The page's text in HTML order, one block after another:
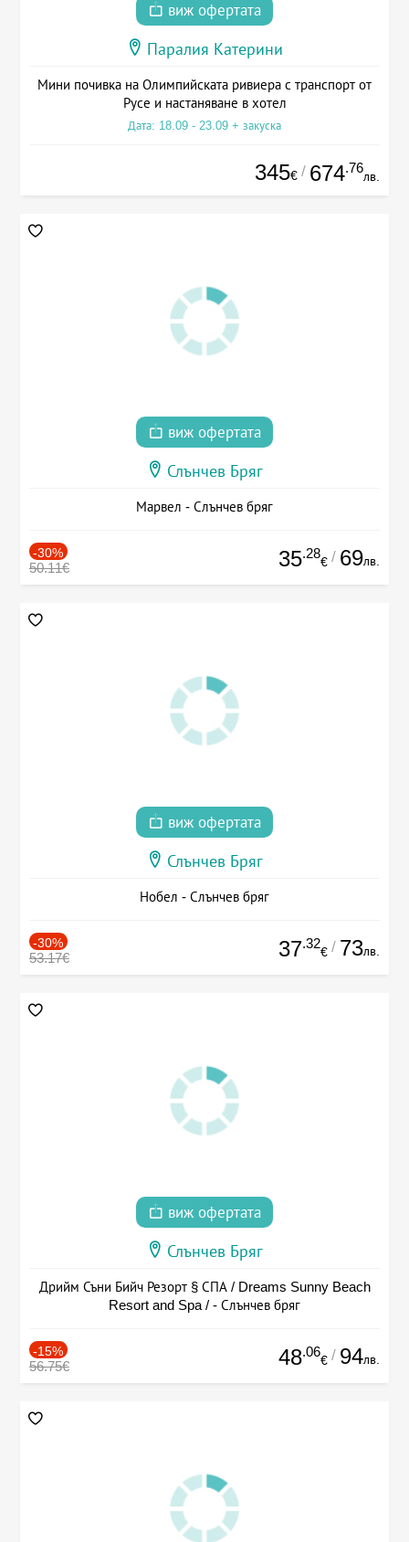
виж офертата
Паралия Катерини
Мини почивка на Олимпийската ривиера с транспорт от
Русе и настаняване в хотел
Дата: 18.09 - 23.09 + закуска
345€ / 674.76
лв.
виж офертата
Слънчев Бряг
Марвел - Слънчев бряг
-30%
50.11€ 35.28
€ / 69лв.
виж офертата
Слънчев Бряг
Нобел - Слънчев бряг
-30%
53.17€ 37.32
€ / 73лв.
виж офертата
Слънчев Бряг
Дрийм Съни Бийч Резорт § СПА / Dreams Sunny Beach
Resort and Spa / - Слънчев бряг
-15%
56.75€ 48.06
€ / 94лв.